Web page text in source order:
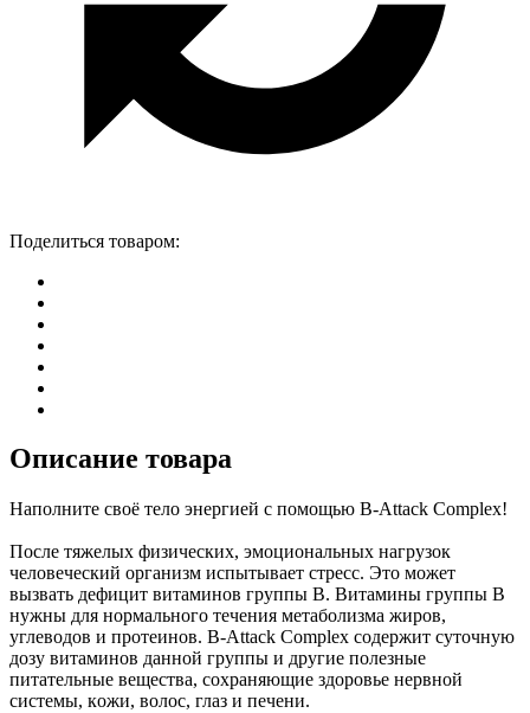
Поделиться товаром:
Описание товара
Наполните своё тело энергией с помощью B-Attack Complex!
После тяжелых физических, эмоциональных нагрузок
человеческий организм испытывает стресс. Это может
вызвать дефицит витаминов группы B. Витамины группы В
нужны для нормального течения метаболизма жиров,
углеводов и протеинов. B-Attack Complex содержит суточную
дозу витаминов данной группы и другие полезные
питательные вещества, сохраняющие здоровье нервной
системы, кoжи, волос, глаз и печени.